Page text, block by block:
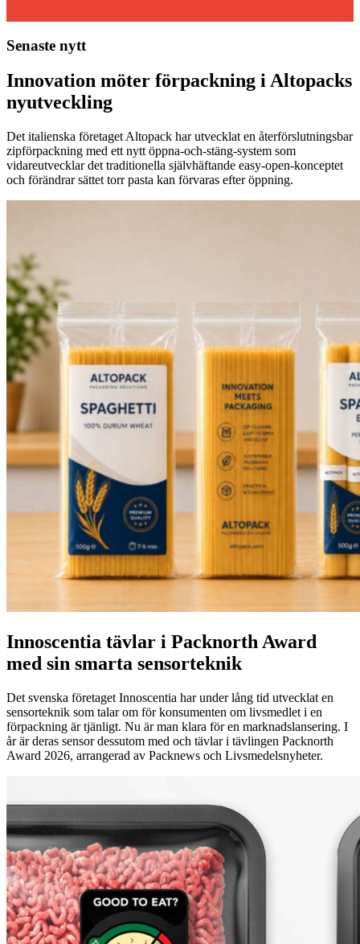
Senaste nytt
Innovation möter förpackning i Altopacks
nyutveckling
Det italienska företaget Altopack har utvecklat en återförslutningsbar
zipförpackning med ett nytt öppna-och-stäng-system som
vidareutvecklar det traditionella självhäftande easy-open-konceptet
och förändrar sättet torr pasta kan förvaras efter öppning.
Innoscentia tävlar i Packnorth Award
med sin smarta sensorteknik
Det svenska företaget Innoscentia har under lång tid utvecklat en
sensorteknik som talar om för konsumenten om livsmedlet i en
förpackning är tjänligt. Nu är man klara för en marknadslansering. I
år är deras sensor dessutom med och tävlar i tävlingen Packnorth
Award 2026, arrangerad av Packnews och Livsmedelsnyheter.